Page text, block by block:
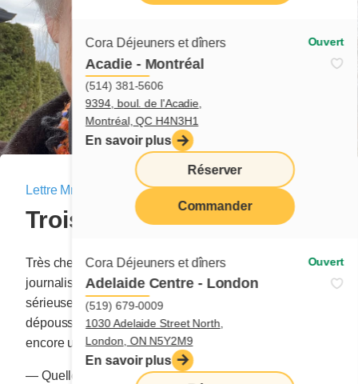
Cora Déjeuners et dîners Ouvert
Acadie - Montréal
(514) 381-5606
9394, boul. de l'Acadie,
Montréal, QC H4N3H1
En savoir plus
Réserver
Commander
Cora Déjeuners et dîners Ouvert
Adelaide Centre - London
(519) 679-0009
1030 Adelaide Street North,
London, ON N5Y2M9
En savoir plus
Lettre Mme Cora 31 mars 2024
Trois désirs, trois regrets
Très chers lecteurs, voici qu’en cette fin mars, l’amie
journaliste récidive et m’invite à répondre à de
sérieuses questions capables, selon elle, de
dépoussiérer ma caboche. J’accepte de jouer le jeu
encore une fois.
— Quelles sont les trois choses qui donnent un sens à